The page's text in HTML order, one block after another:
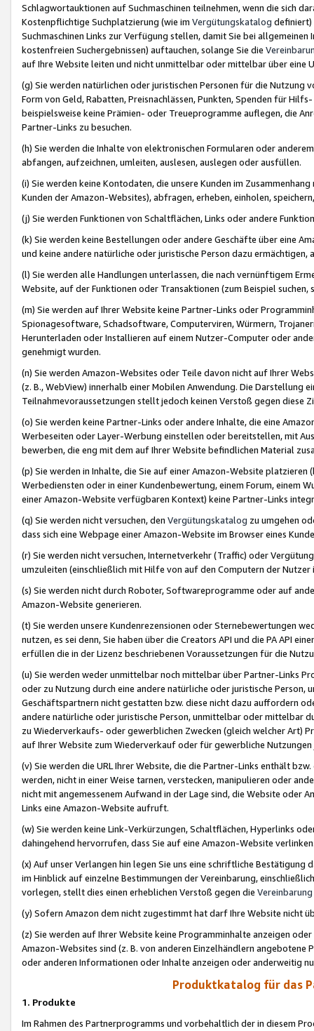
Schlagwortauktionen auf Suchmaschinen teilnehmen, wenn die sich
Kostenpflichtige Suchplatzierung (wie im Vergütungskatalog definiert)
Suchmaschinen Links zur Verfügung stellen, damit Sie bei
kostenfreien Suchergebnissen) auftauchen, solange Sie die
auf Ihre Website leiten und nicht unmittelbar oder mittelbar über eine
(g) Sie werden natürlichen oder juristischen Personen für die Nutzung
Form von Geld, Rabatten, Preisnachlässen, Punkten, Spenden für
beispielsweise keine Prämien- oder Treueprogramme auflegen, die
Partner-Links zu besuchen.
(h) Sie werden die Inhalte von elektronischen Formularen oder
abfangen, aufzeichnen, umleiten, auslesen, auslegen oder ausfüllen.
(i) Sie werden keine Kontodaten, die unsere Kunden im
Kunden der Amazon-Websites), abfragen, erheben, einholen,
(j) Sie werden Funktionen von Schaltflächen, Links oder andere
(k) Sie werden keine Bestellungen oder andere Geschäfte über eine
und keine andere natürliche oder juristische Person dazu
(l) Sie werden alle Handlungen unterlassen, die nach vernünftigem
Website, auf der Funktionen oder Transaktionen (zum Beispiel
(m) Sie werden auf Ihrer Website keine Partner-Links oder
Spionagesoftware, Schadsoftware, Computerviren, Würmern,
Herunterladen oder Installieren auf einem Nutzer-Computer oder
genehmigt wurden.
(n) Sie werden Amazon-Websites oder Teile davon nicht auf Ihrer
(z. B., WebView) innerhalb einer Mobilen Anwendung. Die Darstellung
Teilnahmevoraussetzungen stellt jedoch keinen Verstoß gegen diese
(o) Sie werden keine Partner-Links oder andere Inhalte, die eine
Werbeseiten oder Layer-Werbung einstellen oder bereitstellen, mit
bewerben, die eng mit dem auf Ihrer Website befindlichen Material
(p) Sie werden in Inhalte, die Sie auf einer Amazon-Website
Werbediensten oder in einer Kundenbewertung, einem Forum, einem
einer Amazon-Website verfügbaren Kontext) keine Partner-Links
(q) Sie werden nicht versuchen, den Vergütungskatalog zu umgehen
dass sich eine Webpage einer Amazon-Website im Browser eines
(r) Sie werden nicht versuchen, Internetverkehr (Traffic) oder
umzuleiten (einschließlich mit Hilfe von auf den Computern der
(s) Sie werden nicht durch Roboter, Softwareprogramme oder auf
Amazon-Website generieren.
(t) Sie werden unsere Kundenrezensionen oder Sternebewertungen
nutzen, es sei denn, Sie haben über die Creators API und die PA API
erfüllen die in der Lizenz beschriebenen Voraussetzungen für die
(u) Sie werden weder unmittelbar noch mittelbar über Partner-Links
oder zu Nutzung durch eine andere natürliche oder juristische
Geschäftspartnern nicht gestatten bzw. diese nicht dazu auffordern
andere natürliche oder juristische Person, unmittelbar oder mittelbar
zu Wiederverkaufs- oder gewerblichen Zwecken (gleich welcher Art)
auf Ihrer Website zum Wiederverkauf oder für gewerbliche
(v) Sie werden die URL Ihrer Website, die die Partner-Links enthält
werden, nicht in einer Weise tarnen, verstecken, manipulieren oder
nicht mit angemessenem Aufwand in der Lage sind, die Website oder
Links eine Amazon-Website aufruft.
(w) Sie werden keine Link-Verkürzungen, Schaltflächen, Hyperlinks
dahingehend hervorrufen, dass Sie auf eine Amazon-Website
(x) Auf unser Verlangen hin legen Sie uns eine schriftliche
im Hinblick auf einzelne Bestimmungen der Vereinbarung,
vorlegen, stellt dies einen erheblichen Verstoß gegen die Vereinbarung
(y) Sofern Amazon dem nicht zugestimmt hat darf Ihre Website nicht
(z) Sie werden auf Ihrer Website keine Programminhalte anzeigen
Amazon-Websites sind (z. B. von anderen Einzelhändlern
oder anderen Informationen oder Inhalte anzeigen oder anderweitig
Produktkatalog für das
1. Produkte
Im Rahmen des Partnerprogramms und vorbehaltlich der in diesem